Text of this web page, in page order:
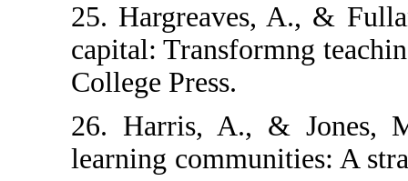
25.
capital:
College Press.
26. Harris, A.,
learning